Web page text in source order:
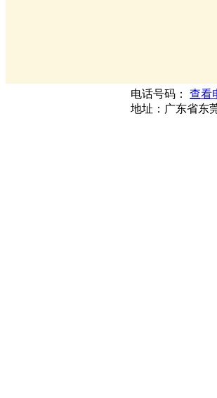
电话号码： 查看
地址：广东省东